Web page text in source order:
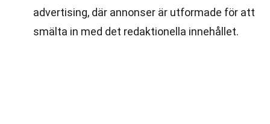
advertising, där annonser är utformade för att
smälta in med det redaktionella innehållet.